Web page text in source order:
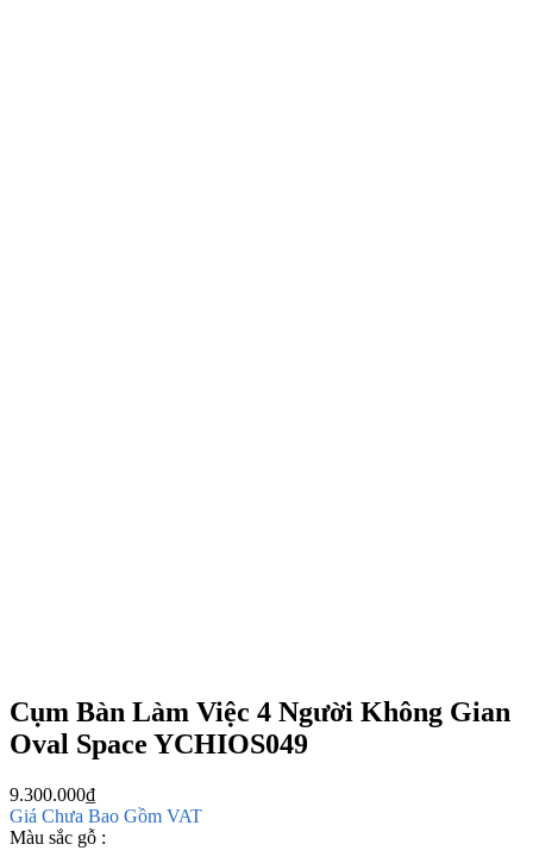
Cụm Bàn Làm Việc 4 Người Không Gian
Oval Space YCHIOS049
9.300.000₫
Giá Chưa Bao Gồm VAT
Màu sắc gỗ :